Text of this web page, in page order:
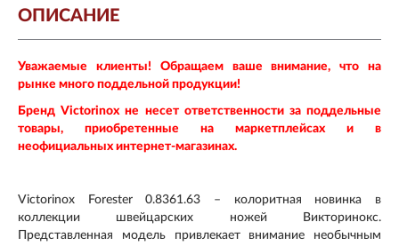
ОПИСАНИЕ
Уважаемые клиенты! Обращаем ваше внимание, что на
рынке много поддельной продукции!
Бренд Victorinox не несет ответственности за поддельные
товары, приобретенные на маркетплейсах и в
неофициальных интернет-магазинах.
Victorinox Forester 0.8361.63 – колоритная новинка в
коллекции швейцарских ножей Викторинокс.
Представленная модель привлекает внимание необычным